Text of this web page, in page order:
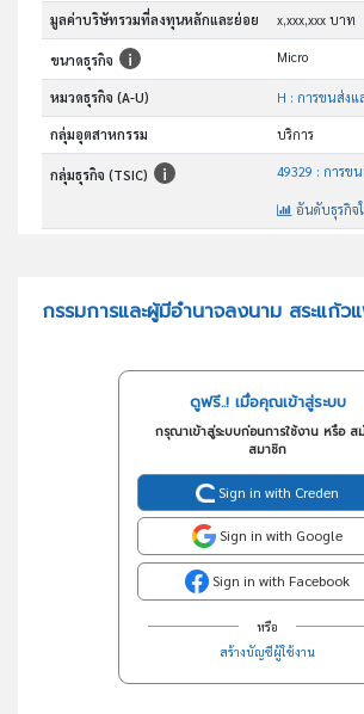
มูลค่าบริษัทรวมที่ลงทุนหลักและย่อย x,xxx,xxx บาท
ขนาดธุรกิจ Micro
หมวดธุรกิจ (A-U) H : การขนส่ง
กลุ่มอุตสาหกรรม บริการ
กลุ่มธุรกิจ (TSIC)
อันดับธุรกิจ
กรรมการและผู้มีอำนาจลงนาม สระแก้
ดูฟรี..! เมื่อคุณเข้าสู่ระบบ
กรุณาเข้าสู่ระบบก่อนการใช้งาน หรือ ส
สมาชิก
Sign in with Creden
Sign in with Google
Sign in with Facebook
หรือ
สร้างบัญชีผู้ใช้งาน